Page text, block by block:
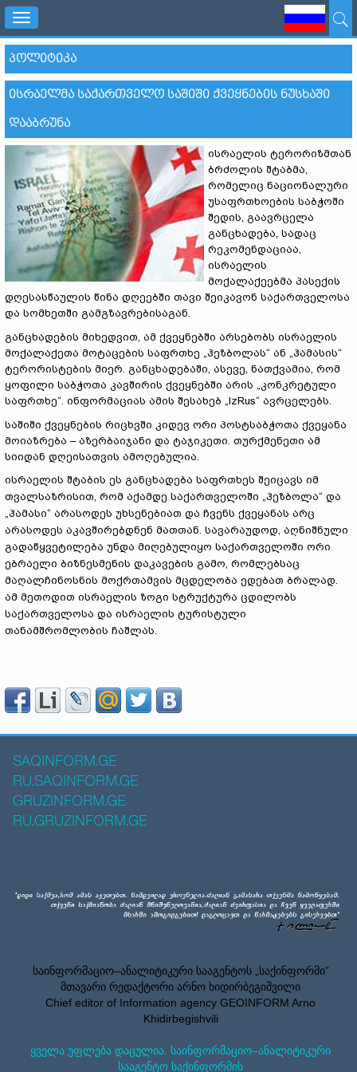
Toggle
navigation
ᲞᲝᲚᲘᲢᲘᲙᲐ
ᲘᲡᲠᲐᲔᲚᲛᲐ ᲡᲐᲥᲐᲠᲗᲕᲔᲚᲝ ᲡᲐᲨᲘᲨᲘ ᲥᲕᲔᲧᲜᲔᲑᲘᲡ ᲜᲣᲡᲮᲐᲨᲘ
ᲓᲐᲐᲑᲠᲣᲜᲐ
ისრაელის ტერორიზმთან
ბრძოლის შტაბმა,
რომელიც ნაციონალური
უსაფრთხოების საბჭოში
შედის, გაავრცელა
განცხადება, სადაც
რეკომენდაციაა,
ისრაელის
მოქალაქეებმა პასექის
დღესასწაულის წინა დღეებში თავი შეიკავონ საქართველოსა
და სომხეთში გამგზავრებისაგან.
განცხადების მიხედვით, ამ ქვეყნებში არსებობს ისრაელის
მოქალაქეთა მოტაცების საფრთხე „ჰეზბოლას“ ან „ჰამასის“
ტერორისტების მიერ. განცხადებაში, ასევე, ნათქვამია, რომ
ყოფილი საბჭოთა კავშირის ქვეყნებში არის „კონკრეტული
საფრთხე“. ინფორმაციას ამის შესახებ „IzRus“ ავრცელებს.
საშიში ქვეყნების რიცხვში კიდევ ორი პოსტსაბჭოთა ქვეყანა
მოიაზრება – აზერბაიჯანი და ტაჯიკეთი. თურქმენეთი ამ
სიიდან დღეისათვის ამოღებულია.
ისრაელის შტაბის ეს განცხადება საფრთხეს შეიცავს იმ
თვალსაზრისით, რომ აქამდე საქართველოში „ჰეზბოლა“ და
„ჰამასი“ არასოდეს უხსენებიათ და ჩვენს ქვეყანას არც
არასოდეს აკავშირებდნენ მათთან. სავარაუდოდ, აღნიშნული
გადაწყვეტილება უნდა მიღებულიყო საქართველოში ორი
ებრაელი ბიზნესმენის დაკავების გამო, რომლებსაც
მაღალჩინოსნის მოქრთამვის მცდელობა ედებათ ბრალად.
ამ მეთოდით ისრაელის ზოგი სტრუქტურა ცდილობს
საქართველოსა და ისრაელის ტურისტული
თანამშრომლობის ჩაშლას.
SAQINFORM.GE
RU.SAQINFORM.GE
GRUZINFORM.GE
RU.GRUZINFORM.GE
საინფორმაციო–ანალიტიკური სააგენტოს „საქინფორმი”
მთავარი რედაქტორი არნო ხიდირბეგიშვილი
Chief editor of Information agency GEOINFORM Arno
Khidirbegishvili
ყველა უფლება დაცულია. საინფორმაციო–ანალიტიკური
სააგენტო საქინფორმის